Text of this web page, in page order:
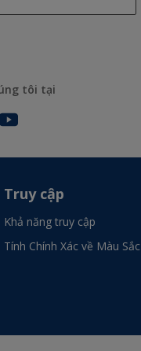
tôi tại
Truy cập
Khả năng truy cập
Tính Chính Xác về Màu Sắc